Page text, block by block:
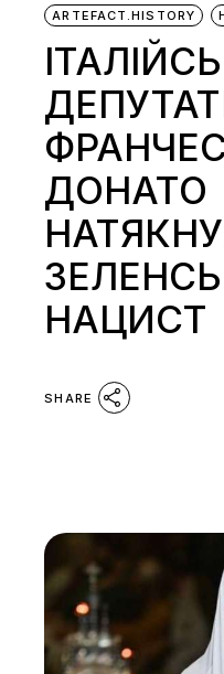
ARTEFACT.HISTORY
ДОНАТО
НАЦИСТ
SHARE